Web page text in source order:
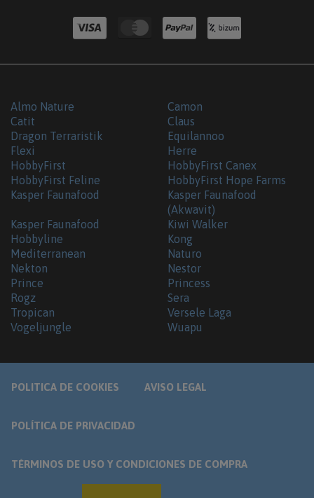
Almo Nature
Camon
Catit
Claus
Dragon Terraristik
Equilannoo
Flexi
Herre
HobbyFirst
HobbyFirst Canex
HobbyFirst Feline
HobbyFirst Hope Farms
Kasper Faunafood
Kasper Faunafood
(Akwavit)
Kasper Faunafood
Hobbyline
Kiwi Walker
Kong
Mediterranean
Naturo
Nekton
Nestor
Prince
Princess
Rogz
Sera
Tropican
Versele Laga
Vogeljungle
Wuapu
POLITICA DE COOKIES AVISO LEGAL
POLÍTICA DE PRIVACIDAD
TÉRMINOS DE USO Y CONDICIONES DE COMPRA